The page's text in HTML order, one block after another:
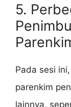
5.
Pada sesi
parenkim
lainnya,